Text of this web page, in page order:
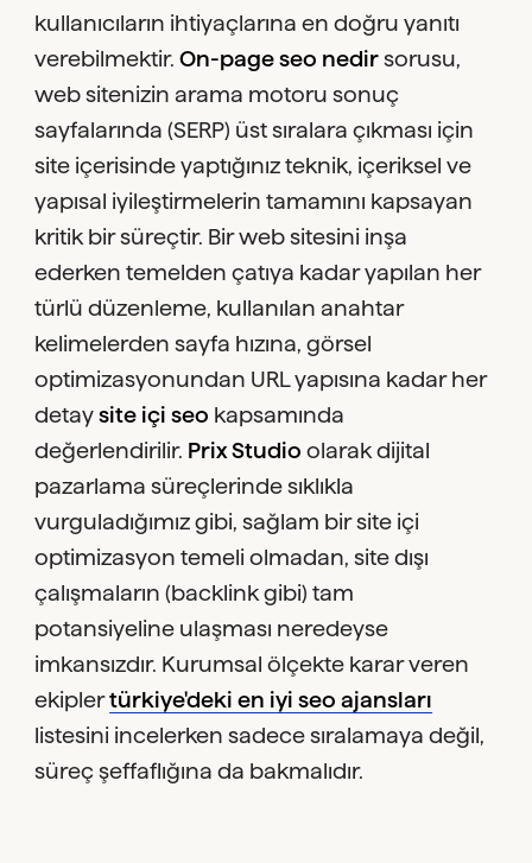
kullanıcıların ihtiyaçlarına en doğru yanıtı
verebilmektir.On-page seo nedir sorusu,
web sitenizin arama motoru sonuç
sayfalarında (SERP) üst sıralara çıkması için
site içerisinde yaptığınız teknik, içeriksel ve
yapısal iyileştirmelerin tamamını kapsayan
kritik bir süreçtir. Bir web sitesini inşa
ederken temelden çatıya kadar yapılan her
türlü düzenleme, kullanılan anahtar
kelimelerden sayfa hızına, görsel
optimizasyonundan URL yapısına kadar her
detaysite içi seo kapsamında
değerlendirilir. Prix Studio olarak dijital
pazarlama süreçlerinde sıklıkla
vurguladığımız gibi, sağlam bir site içi
optimizasyon temeli olmadan, site dışı
çalışmaların (backlink gibi) tam
potansiyeline ulaşması neredeyse
imkansızdır. Kurumsal ölçekte karar veren
ekiplertürkiye'deki en iyi seo ajansları
listesini incelerken sadece sıralamaya değil,
süreç şeffaflığına da bakmalıdır.